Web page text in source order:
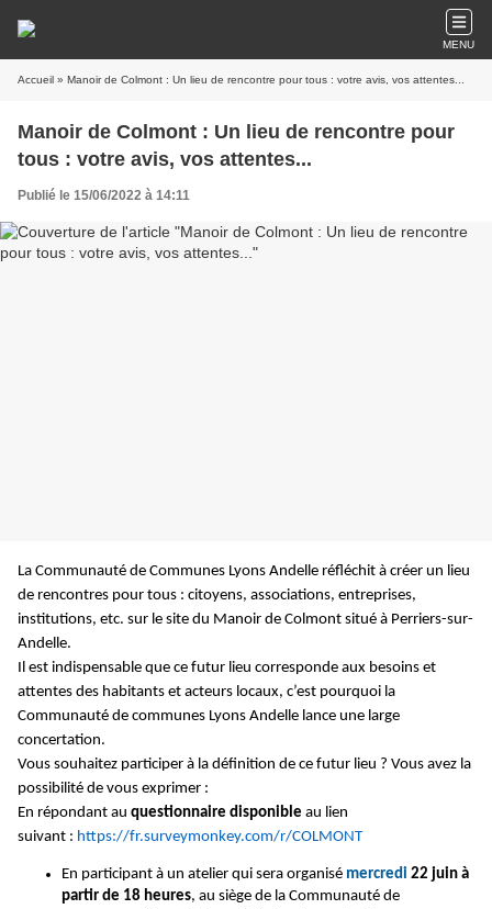
MENU
Accueil » Manoir de Colmont : Un lieu de rencontre pour tous : votre avis, vos attentes...
Manoir de Colmont : Un lieu de rencontre pour
tous : votre avis, vos attentes...
Publié le 15/06/2022 à 14:11
La Communauté de Communes Lyons Andelle réfléchit à créer un lieu
de rencontres pour tous : citoyens, associations, entreprises,
institutions, etc. sur le site du Manoir de Colmont situé à Perriers-sur-
Andelle.
Il est indispensable que ce futur lieu corresponde aux besoins et
attentes des habitants et acteurs locaux, c’est pourquoi la
Communauté de communes Lyons Andelle lance une large
concertation.
Vous souhaitez participer à la définition de ce futur lieu ? Vous avez la
possibilité de vous exprimer :
En répondant au questionnaire disponible au lien
suivant : https://fr.surveymonkey.com/r/COLMONT
En participant à un atelier qui sera organisé mercredi 22 juin à
partir de 18 heures, au siège de la Communauté de